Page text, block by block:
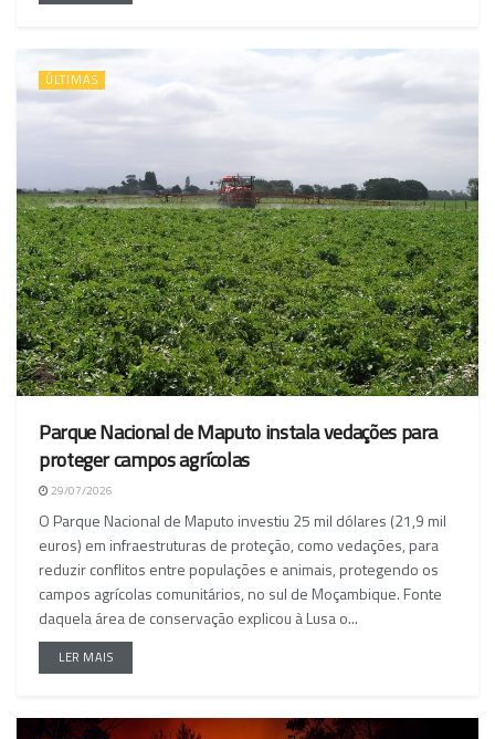
ÚLTIMAS
Parque Nacional de Maputo instala vedações para
proteger campos agrícolas
29/07/2026
O Parque Nacional de Maputo investiu 25 mil dólares (21,9 mil
euros) em infraestruturas de proteção, como vedações, para
reduzir conflitos entre populações e animais, protegendo os
campos agrícolas comunitários, no sul de Moçambique. Fonte
daquela área de conservação explicou à Lusa o...
LER MAIS